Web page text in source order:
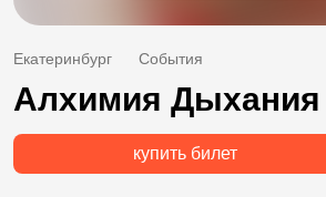
Екатеринбург События
Алхимия Дыхания
купить билет